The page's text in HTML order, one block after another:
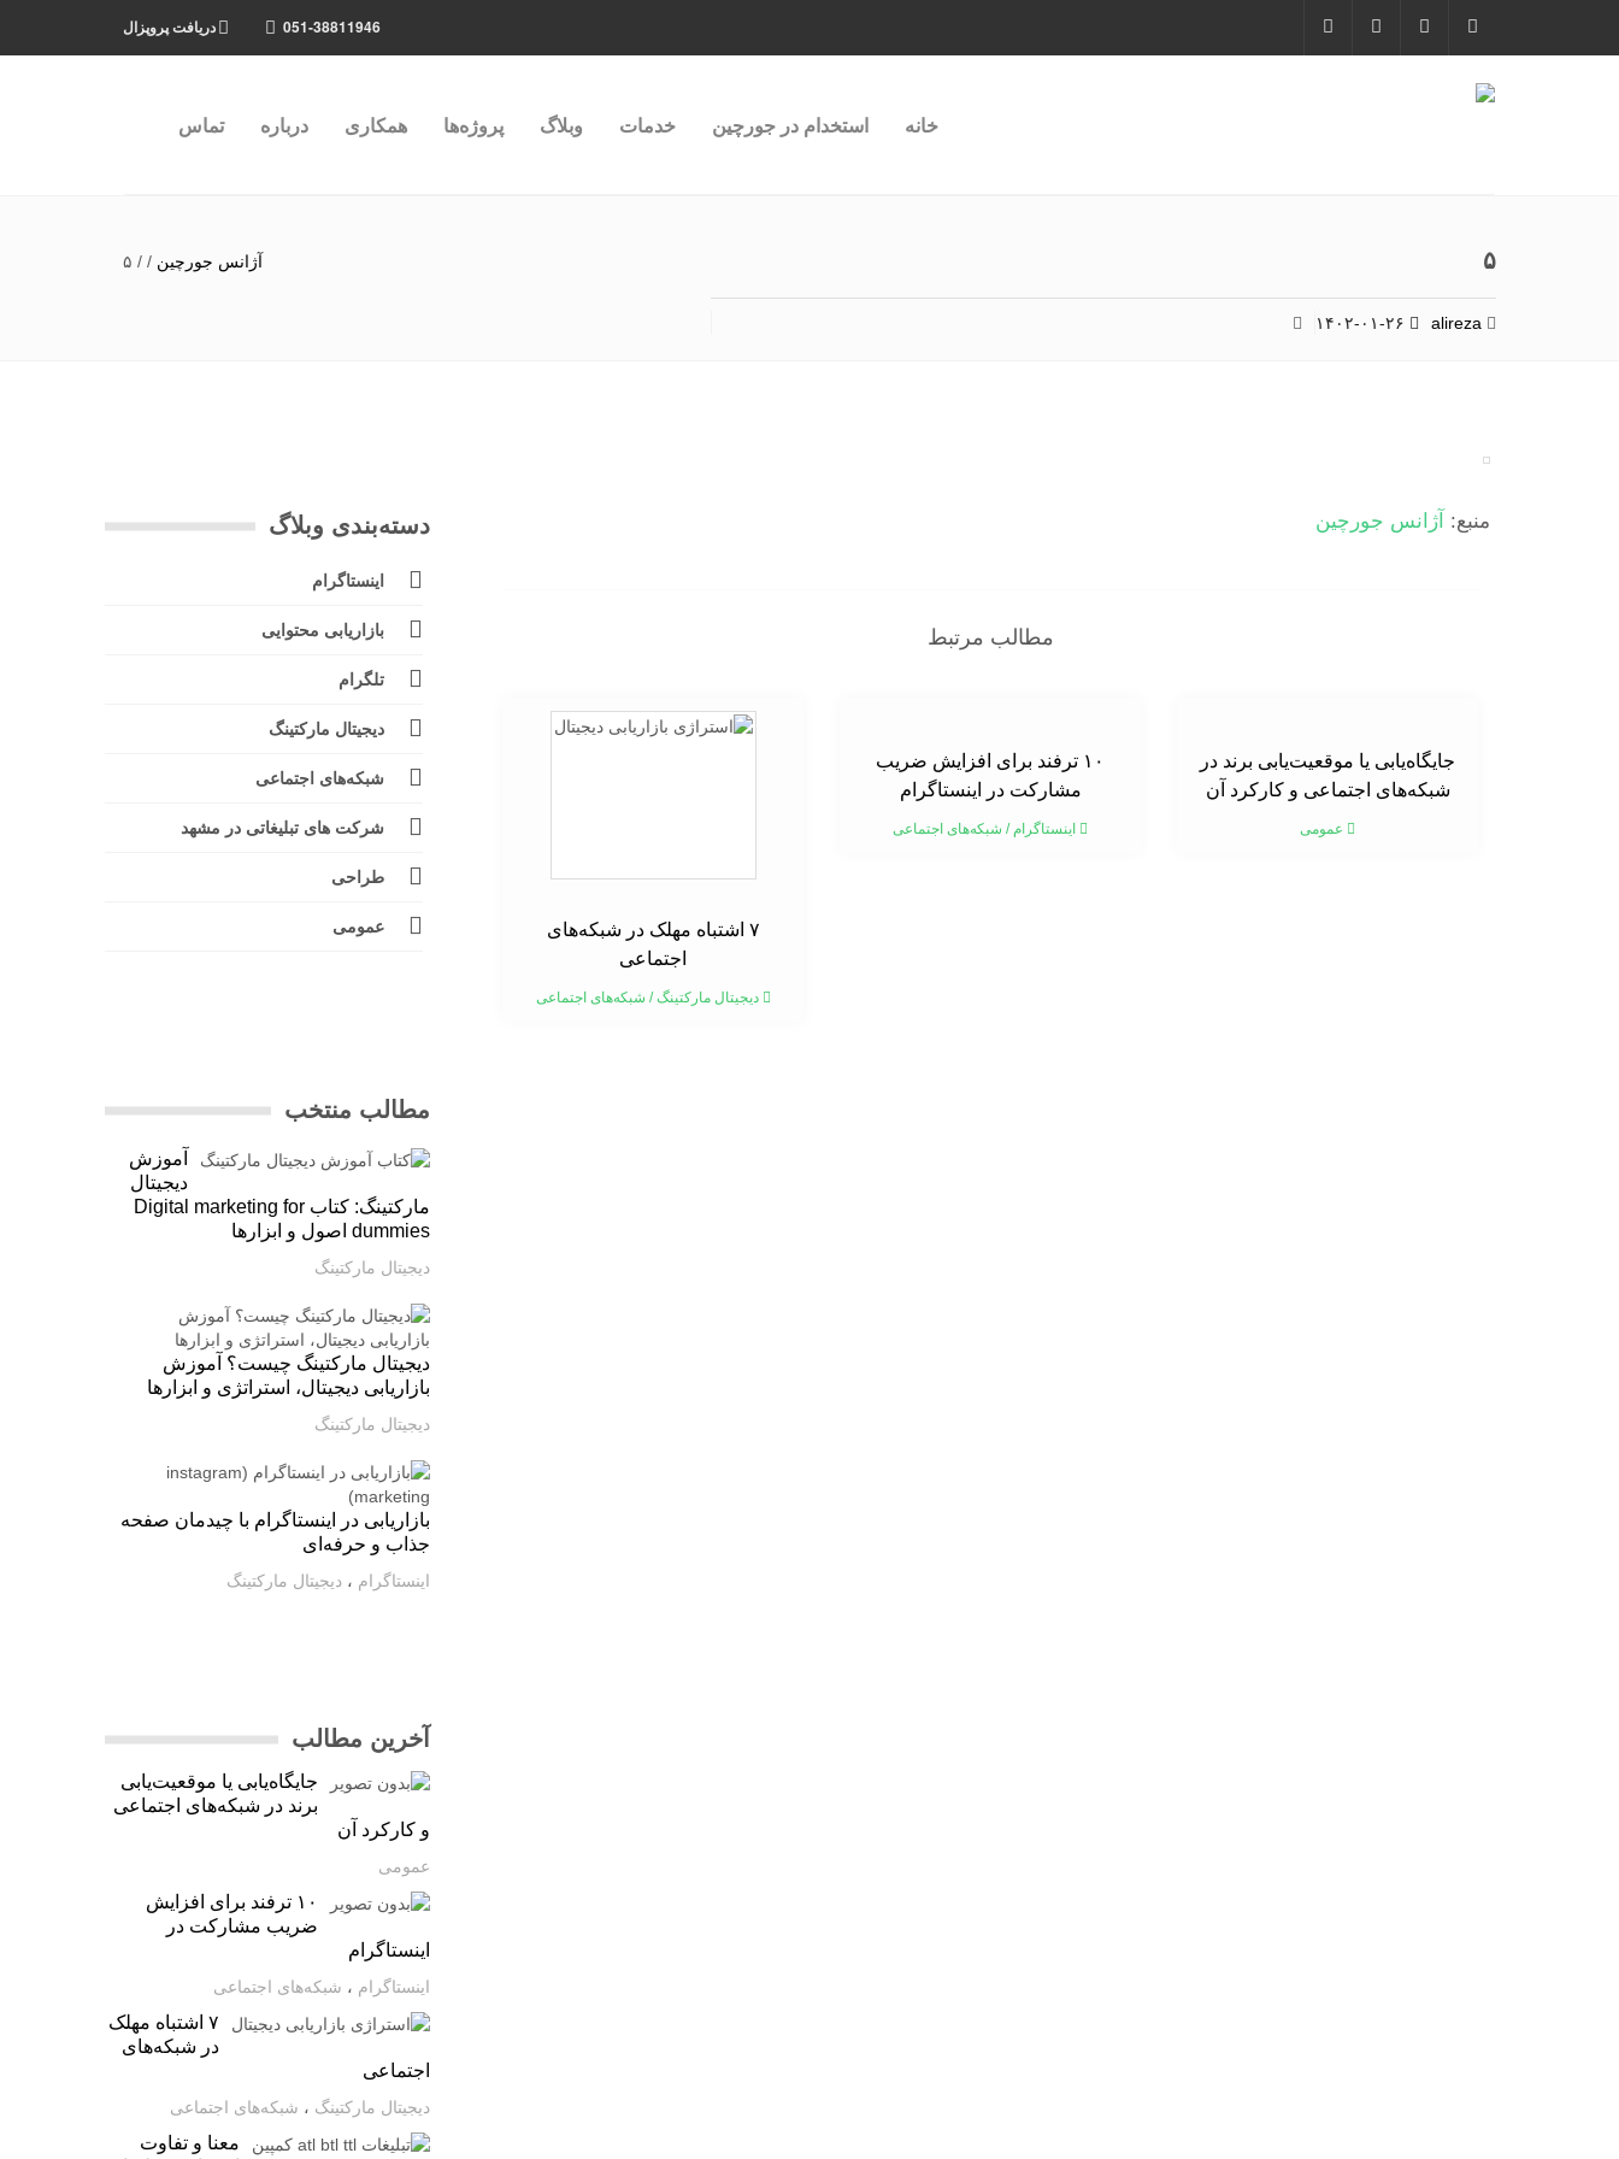
دریافت پروپزال 051-38811946
خانه استخدام در جورچین خدمات وبلاگ پروژه‌ها همکاری درباره تماس
۵
alireza
آژانس جورچین /
/ ۵
منبع: آژانس جورچین
مطالب مرتبط
جایگاه‌یابی یا موقعیت‌یابی برند در
شبکه‌های اجتماعی و کارکرد آن
عمومی
۱۰ ترفند برای افزایش ضریب
مشارکت در اینستاگرام
اینستاگرام / شبکه‌های اجتماعی
۷ اشتباه مهلک در شبکه‌های
اجتماعی
دیجیتال مارکتینگ/ شبکه‌های اجتماعی
دسته‌بندی وبلاگ
اینستاگرام
بازاریابی محتوایی
تلگرام
دیجیتال مارکتینگ
شبکه‌های اجتماعی
شرکت های تبلیغاتی در مشهد
طراحی
عمومی
مطالب منتخب
آموزش
دیجیتال
مارکتینگ: کتاب Digital marketing for
dummies اصول و ابزارها
دیجیتال مارکتینگ
دیجیتال مارکتینگ چیست؟ آموزش
بازاریابی دیجیتال، استراتژی و ابزارها
دیجیتال مارکتینگ
بازاریابی در اینستاگرام با چیدمان صفحه
جذاب و حرفه‌ای
اینستاگرام ، دیجیتال مارکتینگ
آخرین مطالب
جایگاه‌یابی یا موقعیت‌یابی
برند در شبکه‌های اجتماعی
و کارکرد آن
عمومی
۱۰ ترفند برای افزایش
ضریب مشارکت در
اینستاگرام
اینستاگرام ، شبکه‌های اجتماعی
۷ اشتباه مهلک
در شبکه‌های
اجتماعی
دیجیتال مارکتینگ ، شبکه‌های اجتماعی
معنا و تفاوت